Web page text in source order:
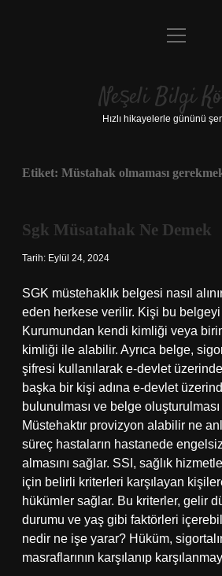
Anasayfa
Yasal Uyarı
menüyü
Neşeli Bilgi
Hızlı hikayelerle gününü
Etiket: Müstahak olmaması
Sgk Müsatahak Ne Demek
Tarih: Eylül 24, 2024
SGK müstehaklık belgesi nasıl
eden herkese verilir. Kişi bu
Kurumundan kendi kimliği veya
kimliği ile alabilir. Ayrıca belge,
şifresi kullanılarak e-devlet
başka bir kişi adına e-devlet
bulunulması ve belge
Müstehaktır provizyon alabilir ne
süreç hastaların hastanede engelsiz
almasını sağlar. SSI, sağlık
için belirli kriterleri karşılayan
hükümler sağlar. Bu kriterler, gelir
durumu ve yaş gibi faktörleri
nedir ne işe yarar? Hüküm,
masraflarının karşılanıp